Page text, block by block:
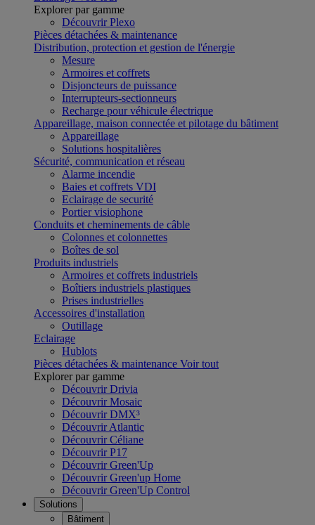
Explorer par gamme
Découvrir Plexo
Pièces détachées & maintenance
Distribution, protection et gestion de l'énergie
Mesure
Armoires et coffrets
Disjoncteurs de puissance
Interrupteurs-sectionneurs
Recharge pour véhicule électrique
Appareillage, maison connectée et pilotage du bâtiment
Appareillage
Solutions hospitalières
Sécurité, communication et réseau
Alarme incendie
Baies et coffrets VDI
Eclairage de securité
Portier visiophone
Conduits et cheminements de câble
Colonnes et colonnettes
Boîtes de sol
Produits industriels
Armoires et coffrets industriels
Boîtiers industriels plastiques
Prises industrielles
Accessoires d'installation
Outillage
Eclairage
Hublots
Pièces détachées & maintenance Voir tout
Explorer par gamme
Découvrir Drivia
Découvrir Mosaic
Découvrir DMX³
Découvrir Atlantic
Découvrir Céliane
Découvrir P17
Découvrir Green'Up
Découvrir Green'up Home
Découvrir Green'Up Control
Solutions
Bâtiment